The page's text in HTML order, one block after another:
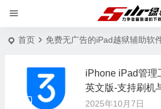
首页 免费无广告的iPad越狱辅助软
iPhone iPad管理
英文版-支持刷机
2025年10月7日